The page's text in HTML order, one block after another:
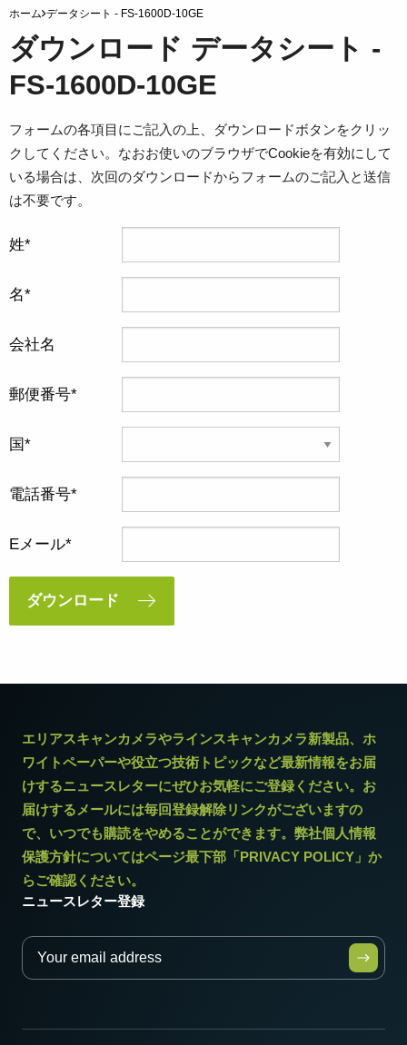
ホーム データシート - FS-1600D-10GE
ダウンロード データシート -
FS-1600D-10GE
フォームの各項目にご記入の上、ダウンロードボタンをクリッ
クしてください。なおお使いのブラウザでCookieを有効にして
いる場合は、次回のダウンロードからフォームのご記入と送信
は不要です。
姓
名
会社名
郵便番号
国
電話番号
Eメール
ダウンロード
エリアスキャンカメラやラインスキャンカメラ新製品、ホ
ワイトペーパーや役立つ技術トピックなど最新情報をお届
けするニュースレターにぜひお気軽にご登録ください。お
届けするメールには毎回登録解除リンクがございますの
で、いつでも購読をやめることができます。弊社個人情報
保護方針についてはページ最下部「PRIVACY POLICY」か
らご確認ください。
ニュースレター登録